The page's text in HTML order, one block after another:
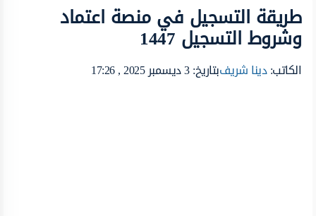
طريقة التسجيل في منصة اعتماد
وشروط التسجيل 1447
الكاتب:دينا شريفبتاريخ: 3 ديسمبر 2025 , 17:26